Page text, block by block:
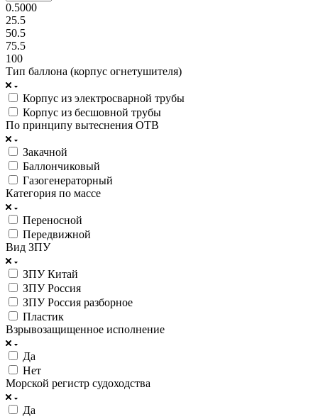
0.5000
25.5
50.5
75.5
100
Тип баллона (корпус огнетушителя)
Корпус из электросварной трубы
Корпус из бесшовной трубы
По принципу вытеснения ОТВ
Закачной
Баллончиковый
Газогенераторный
Категория по массе
Переносной
Передвижной
Вид ЗПУ
ЗПУ Китай
ЗПУ Россия
ЗПУ Россия разборное
Пластик
Взрывозащищенное исполнение
Да
Нет
Морской регистр судоходства
Да